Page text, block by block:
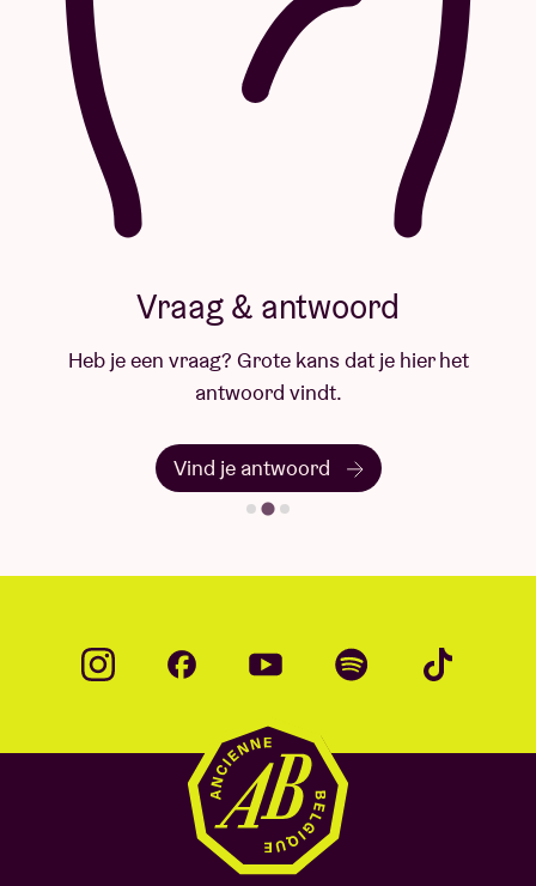
Vraag & antwoord
Heb je een vraag? Grote kans dat je hier het
antwoord vindt.
Vind je antwoord